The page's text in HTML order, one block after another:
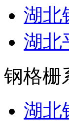
湖北
湖北
钢格栅
湖北